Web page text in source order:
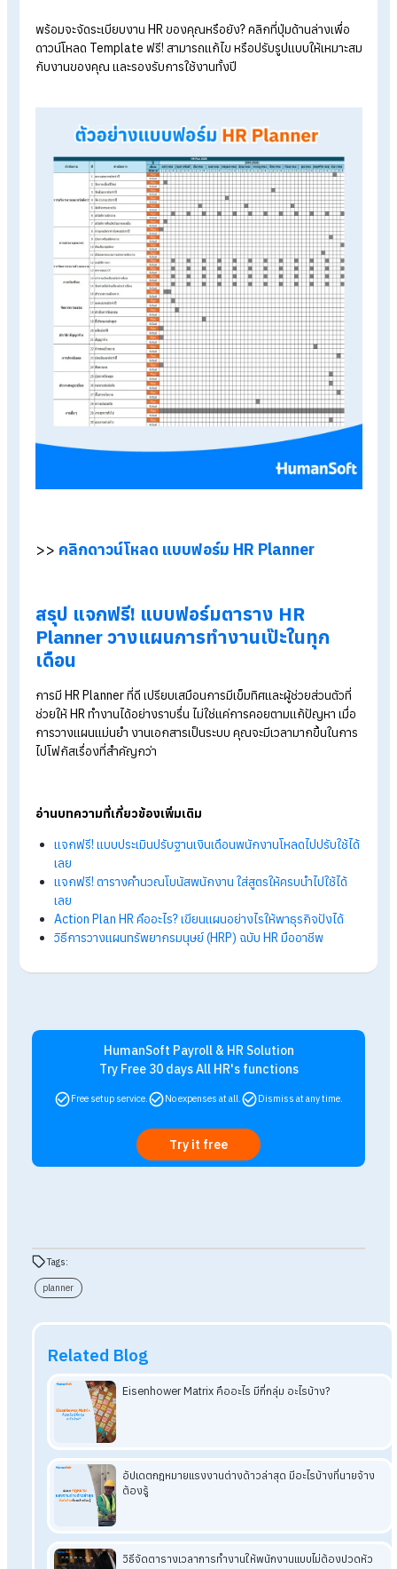
7. การประเมินผล
ประเมินผลประจำปี :แจกแบบฟอร์มประเมิน, รวบรวมคะแนน
ติดตามผล :กระตุ้นให้หัวหน้างานทำ Check-in หรือ
รายเดือน/ไตรมาส
8. ประกาศกฎระเบียบ
ประกาศวันหยุด:จัดทำปฏิทินวันหยุดประเพณีประจำปีบริษัท
ทบทวนข้อบังคับ:ปรับปรุงคู่มือพนักงานให้สอดคล้องกับ
กฎหมายแรงงานปัจจุบัน
สื่อสารนโยบาย:ประกาศคำสั่ง, ระเบียบใหม่ หรือมาตรการค
ปลอดภัย
9. งานอื่น ๆ
ความปลอดภัย :
ประสานงานเจ้าหน้าที่ความปลอดภัย ซ้อมห
งานธุรการทั่วไป :ติดต่อหน่วยงานราชการ, งานสารบรรณ,
พนักงานต่างชาติ)
ดาวน์โหลดแบบฟอร์ม HR Planner
พร้อมจะจัดระเบียบงาน HR ของคุณหรือยัง? คลิกที่ปุ่มด้านล่างเพื่
ดาวน์โหลด Template ฟรี! สามารถแก้ไข หรือปรับรูปแบบให้เหมา
กับงานของคุณ และรองรับการใช้งานทั้งปี
>>คลิกดาวน์โหลด แบบฟอร์ม HR Planner
สรุป แจกฟรี! แบบฟอร์มตาราง HR
Planner วางแผนการทำงานเป๊ะในทุก
เดือน
การมี HR Planner ที่ดี เปรียบเสมือนการมีเข็มทิศและผู้ช่วยส่วนตั
ช่วยให้ HR ทำงานได้อย่างราบรื่น ไม่ใช่แค่การคอยตามแก้ปัญหา เ
การวางแผนแม่นยำ งานเอกสารเป็นระบบ คุณจะมีเวลามากขึ้นใน
ไปโฟกัสเรื่องที่สำคัญกว่า
อ่านบทความที่เกี่ยวข้องเพิ่มเติม